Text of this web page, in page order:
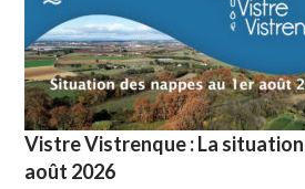
Vistre Vistrenque : La situation
août 2026